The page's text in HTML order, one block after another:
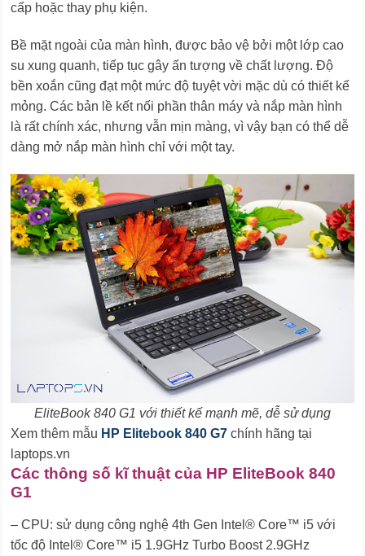
cấp hoặc thay phụ kiện.
Bề mặt ngoài của màn hình, được bảo vệ bởi một lớp cao
su xung quanh, tiếp tục gây ấn tượng về chất lượng. Độ
bền xoắn cũng đạt một mức độ tuyệt vời mặc dù có thiết kế
mỏng. Các bản lề kết nối phần thân máy và nắp màn hình
là rất chính xác, nhưng vẫn mịn màng, vì vậy bạn có thể dễ
dàng mở nắp màn hình chỉ với một tay.
EliteBook 840 G1 với thiết kế mạnh mẽ, dễ sử dụng
Xem thêm mẫu HP Elitebook 840 G7 chính hãng tại
laptops.vn
Các thông số kĩ thuật của HP EliteBook 840
G1
– CPU: sử dụng công nghệ 4th Gen Intel® Core™ i5 với
tốc độ Intel® Core™ i5 1.9GHz Turbo Boost 2.9GHz